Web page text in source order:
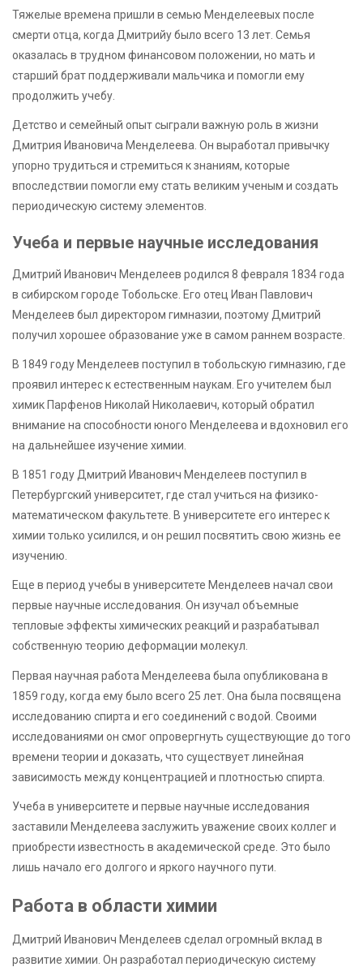
Тяжелые времена пришли в семью Менделеевых после
смерти отца, когда Дмитрийу было всего 13 лет. Семья
оказалась в трудном финансовом положении, но мать и
старший брат поддерживали мальчика и помогли ему
продолжить учебу.
Детство и семейный опыт сыграли важную роль в жизни
Дмитрия Ивановича Менделеева. Он выработал привычку
упорно трудиться и стремиться к знаниям, которые
впоследствии помогли ему стать великим ученым и создать
периодическую систему элементов.
Учеба и первые научные исследования
Дмитрий Иванович Менделеев родился 8 февраля 1834 года
в сибирском городе Тобольске. Его отец Иван Павлович
Менделеев был директором гимназии, поэтому Дмитрий
получил хорошее образование уже в самом раннем возрасте.
В 1849 году Менделеев поступил в тобольскую гимназию, где
проявил интерес к естественным наукам. Его учителем был
химик Парфенов Николай Николаевич, который обратил
внимание на способности юного Менделеева и вдохновил его
на дальнейшее изучение химии.
В 1851 году Дмитрий Иванович Менделеев поступил в
Петербургский университет, где стал учиться на физико-
математическом факультете. В университете его интерес к
химии только усилился, и он решил посвятить свою жизнь ее
изучению.
Еще в период учебы в университете Менделеев начал свои
первые научные исследования. Он изучал объемные
тепловые эффекты химических реакций и разрабатывал
собственную теорию деформации молекул.
Первая научная работа Менделеева была опубликована в
1859 году, когда ему было всего 25 лет. Она была посвящена
исследованию спирта и его соединений с водой. Своими
исследованиями он смог опровергнуть существующие до того
времени теории и доказать, что существует линейная
зависимость между концентрацией и плотностью спирта.
Учеба в университете и первые научные исследования
заставили Менделеева заслужить уважение своих коллег и
приобрести известность в академической среде. Это было
лишь начало его долгого и яркого научного пути.
Работа в области химии
Дмитрий Иванович Менделеев сделал огромный вклад в
развитие химии. Он разработал периодическую систему